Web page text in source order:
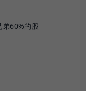
60%的股